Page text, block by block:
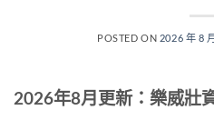
POSTED ON 2026 年 8
2026年8月更新：樂威壯